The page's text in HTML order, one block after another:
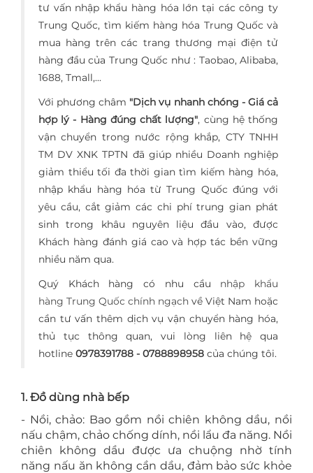
tư vấn nhập khẩu hàng hóa lớn tại các công ty
Trung Quốc, tìm kiếm hàng hóa Trung Quốc và
mua hàng trên các trang thương mại điện tử
hàng đầu của Trung Quốc như : Taobao, Alibaba,
1688, Tmall,...
Với phương châm "Dịch vụ nhanh chóng - Giá cả
hợp lý - Hàng đúng chất lượng", cùng hệ thống
vận chuyển trong nước rộng khắp, CTY TNHH
TM DV XNK TPTN đã giúp nhiều Doanh nghiệp
giảm thiểu tối đa thời gian tìm kiếm hàng hóa,
nhập khẩu hàng hóa từ Trung Quốc đúng với
yêu cầu, cắt giảm các chi phí trung gian phát
sinh trong khâu nguyên liệu đầu vào, được
Khách hàng đánh giá cao và hợp tác bền vững
nhiều năm qua.
Quý Khách hàng có nhu cầu nhập khẩu
hàng Trung Quốc chính ngạch về Việt Nam hoặc
cần tư vấn thêm dịch vụ vận chuyển hàng hóa,
thủ tục thông quan, vui lòng liên hệ qua
hotline 0978391788 - 0788898958 của chúng tôi.
1. Đồ dùng nhà bếp
- Nồi, chảo: Bao gồm nồi chiên không dầu, nồi
nấu chậm, chảo chống dính, nồi lẩu đa năng. Nồi
chiên không dầu được ưa chuộng nhờ tính
năng nấu ăn không cần dầu, đảm bảo sức khỏe